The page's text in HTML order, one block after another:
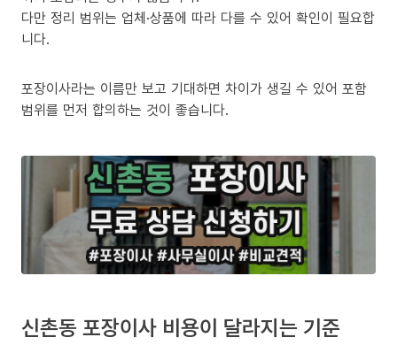
다만 정리 범위는 업체·상품에 따라 다를 수 있어 확인이 필요합
니다.
포장이사라는 이름만 보고 기대하면 차이가 생길 수 있어 포함
범위를 먼저 합의하는 것이 좋습니다.
신촌동 포장이사 비용이 달라지는 기준